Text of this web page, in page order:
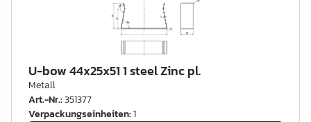
U-bow 44x25x51 1 steel Zinc pl.
Metall
Art.-Nr.:351377
Verpackungseinheiten:1